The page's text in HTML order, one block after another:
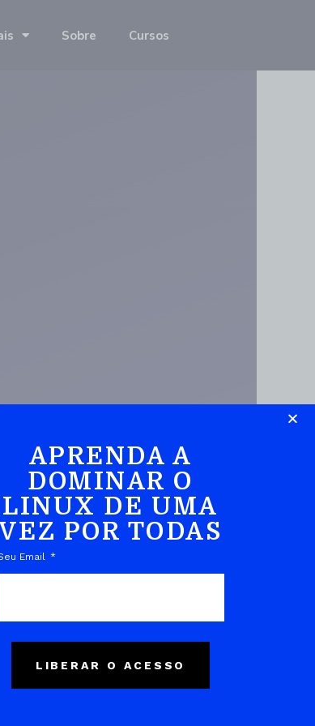
Sobre Cursos
APRENDA A
DOMINAR O
LINUX DE UMA
POR TODAS
Email
LIBERAR O ACESSO